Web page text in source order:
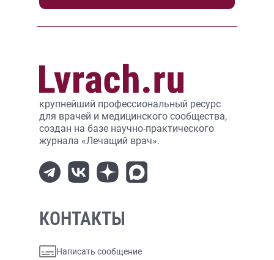
крупнейший профессиональный ресурс
для врачей и медицинского сообщества,
создан на базе научно-практического
журнала «Лечащий врач».
КОНТАКТЫ
Написать сообщение